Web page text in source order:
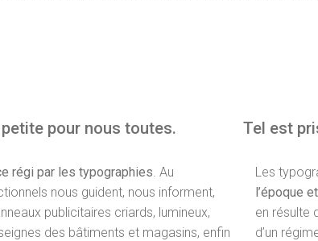
pour nous toutes.
régi par les typographies. Au
nous guident, nous informent,
publicitaires criards, lumineux,
des bâtiments et magasins, enfin
Tel est
Les
l’époque
en résulte
d’un